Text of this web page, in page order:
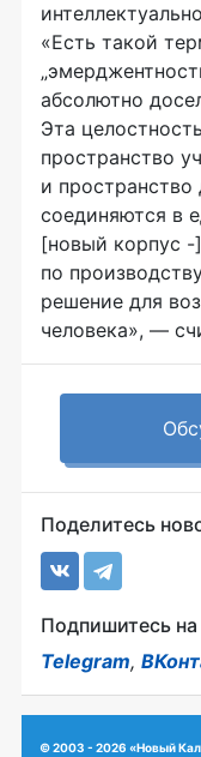
«Есть такой
абсолютно
Эта
пространство
и
соединяются в
[новый корпус
по
решение для
человека», —
Поделитесь
Подпишитесь на
Telegram,
© 2003 - 2026 «Новый